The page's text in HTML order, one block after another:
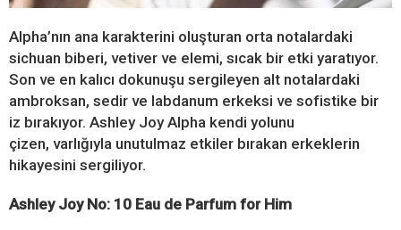
Alpha’nın ana karakterini oluşturan orta notalardaki
sichuan biberi, vetiver ve elemi, sıcak bir etki yaratıyor.
Son ve en kalıcı dokunuşu sergileyen alt notalardaki
ambroksan, sedir ve labdanum erkeksi ve sofistike bir
iz bırakıyor. Ashley Joy Alpha kendi yolunu
çizen, varlığıyla unutulmaz etkiler bırakan erkeklerin
hikayesini sergiliyor.
Ashley Joy No: 10 Eau de Parfum for Him